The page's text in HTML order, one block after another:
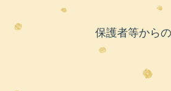
保護者等から